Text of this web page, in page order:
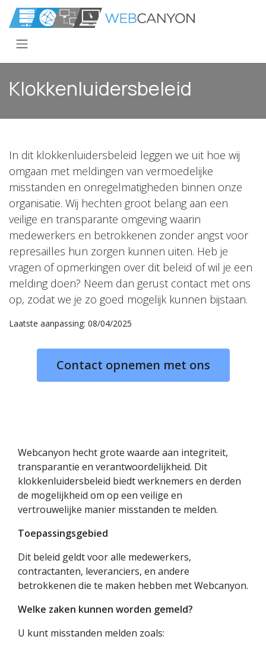
Overslaan naar inhoud
Klokkenluidersbeleid
In dit klokkenluidersbeleid leggen we uit hoe wij
omgaan met meldingen van vermoedelijke
misstanden en onregelmatigheden binnen onze
organisatie. Wij hechten groot belang aan een
veilige en transparante omgeving waarin
medewerkers en betrokkenen zonder angst voor
represailles hun zorgen kunnen uiten. Heb je
vragen of opmerkingen over dit beleid of wil je een
melding doen? Neem dan gerust contact met ons
op, zodat we je zo goed mogelijk kunnen bijstaan.
Laatste aanpassing: 08/04/2025
Contact opnemen met ons
Webcanyon hecht grote waarde aan integriteit,
transparantie en verantwoordelijkheid. Dit
klokkenluidersbeleid biedt werknemers en derden
de mogelijkheid om op een veilige en
vertrouwelijke manier misstanden te melden.
Toepassingsgebied
Dit beleid geldt voor alle medewerkers,
contractanten, leveranciers, en andere
betrokkenen die te maken hebben met Webcanyon.
Welke zaken kunnen worden gemeld?
U kunt misstanden melden zoals: